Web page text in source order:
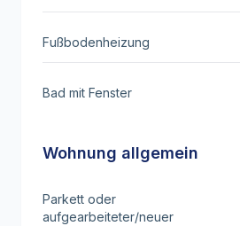
Fußbodenheizung
Bad mit Fenster
Wohnung allgemein
Parkett oder
aufgearbeiteter/neuer